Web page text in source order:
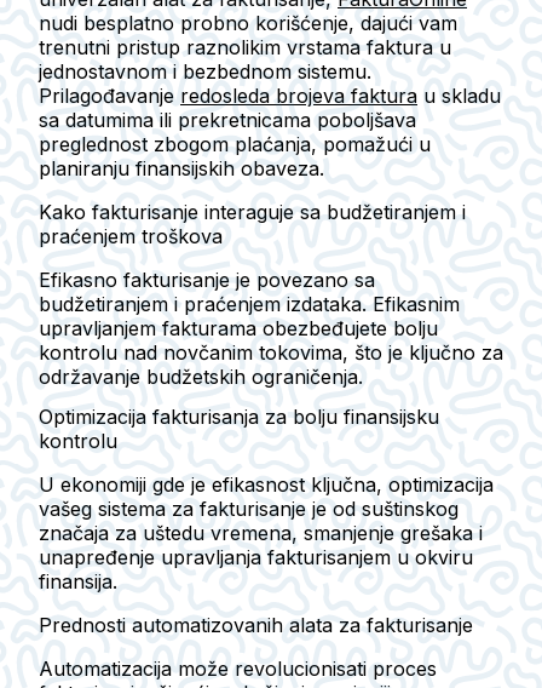
nudi besplatno probno korišćenje, dajući vam
trenutni pristup raznolikim vrstama faktura u
jednostavnom i bezbednom sistemu.
Prilagođavanje redosleda brojeva faktura u skladu
sa datumima ili prekretnicama poboljšava
preglednost zbogom plaćanja, pomažući u
planiranju finansijskih obaveza.
Kako fakturisanje interaguje sa budžetiranjem i
praćenjem troškova
Efikasno fakturisanje je povezano sa
budžetiranjem i praćenjem izdataka. Efikasnim
upravljanjem fakturama obezbeđujete bolju
kontrolu nad novčanim tokovima, što je ključno za
održavanje budžetskih ograničenja.
Optimizacija fakturisanja za bolju finansijsku
kontrolu
U ekonomiji gde je efikasnost ključna, optimizacija
vašeg sistema za fakturisanje je od suštinskog
značaja za uštedu vremena, smanjenje grešaka i
unapređenje upravljanja fakturisanjem u okviru
finansija.
Prednosti automatizovanih alata za fakturisanje
Automatizacija može revolucionisati proces